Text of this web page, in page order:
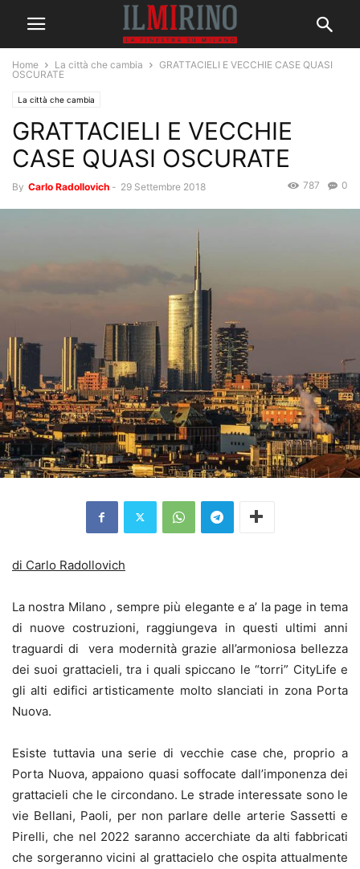
Home La città che cambia
GRATTACIELI E VECCHIE CASE QUASI
OSCURATE
La città che cambia
GRATTACIELI E VECCHIE
CASE QUASI OSCURATE
By Carlo Radollovich - 29 Settembre 2018 0
787
di Carlo Radollovich
La nostra Milano , sempre più elegante e a’ la page in tema
di nuove costruzioni, raggiungeva in questi ultimi anni
traguardi di vera modernità grazie all’armoniosa bellezza
dei suoi grattacieli, tra i quali spiccano le “torri” CityLife e
gli alti edifici artisticamente molto slanciati in zona Porta
Nuova.
Esiste tuttavia una serie di vecchie case che, proprio a
Porta Nuova, appaiono quasi soffocate dall’imponenza dei
grattacieli che le circondano. Le strade interessate sono le
vie Bellani, Paoli, per non parlare delle arterie Sassetti e
Pirelli, che nel 2022 saranno accerchiate da alti fabbricati
che sorgeranno vicini al grattacielo che ospita attualmente